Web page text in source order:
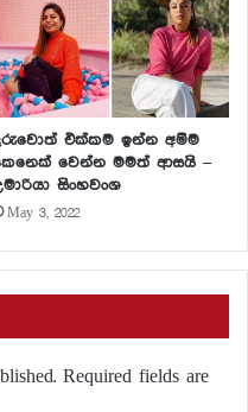
එක්කම ඉන්න අම්ම
වෙන්න මමත් ආසයි –
සිංහවංශ
May 3, 2022
Required fields are